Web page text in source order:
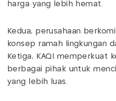
harga yang lebih hemat.
Kedua, perusahaan
konsep ramah lingkungan
Ketiga, KAQI memperkuat
berbagai pihak untuk
yang lebih luas.